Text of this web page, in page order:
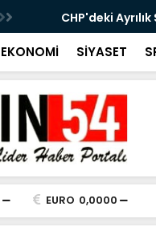
CHP'deki Ayrılık
Şahin'in Kararı
EKONOMİ SİYASET
EURO 0,0000